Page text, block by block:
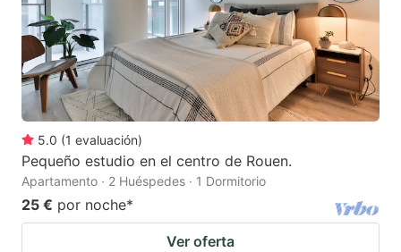
5.0 (1 evaluación)
Pequeño estudio en el centro de Rouen.
Apartamento · 2 Huéspedes · 1 Dormitorio
25 € por noche*
Ver oferta